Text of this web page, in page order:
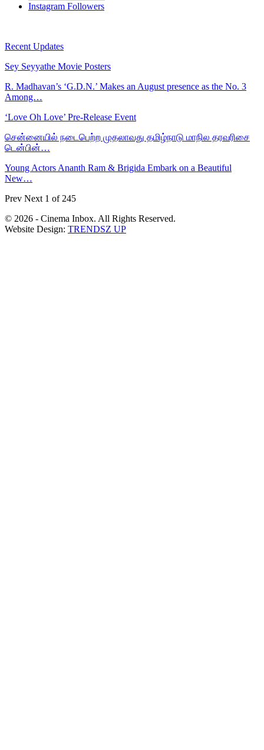
Instagram Followers
Recent Updates
Sey Seyyathe Movie Posters
R. Madhavan’s ‘G.D.N.’ Makes an August presence as the No. 3
Among…
‘Love Oh Love’ Pre-Release Event
சென்னையில் நடைபெற்ற முதலாவது தமிழ்நாடு மாநில தரவரிசை
டென்பின்…
Young Actors Ananth Ram & Brigida Embark on a Beautiful
New…
Prev Next 1 of 245
© 2026 - Cinema Inbox. All Rights Reserved.
Website Design: TRENDSZ UP